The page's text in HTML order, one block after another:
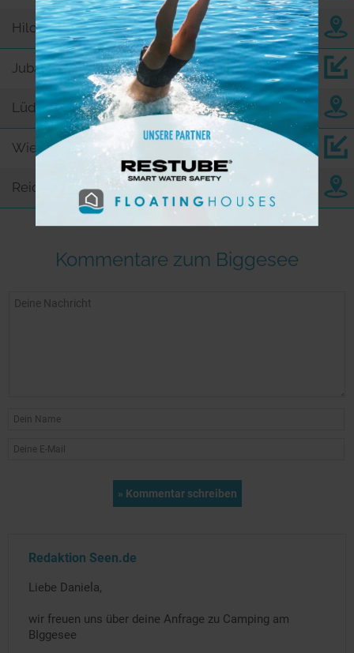
Hilchenbach
Jubachtalsperre 19,3
Lüdenscheid
Wiehltalsperre 20,7
Reichshof
Kommentare zum Biggesee
Redaktion Seen.de
Liebe Daniela,
wir freuen uns über deine Anfrage zu Camping am
BIggesee